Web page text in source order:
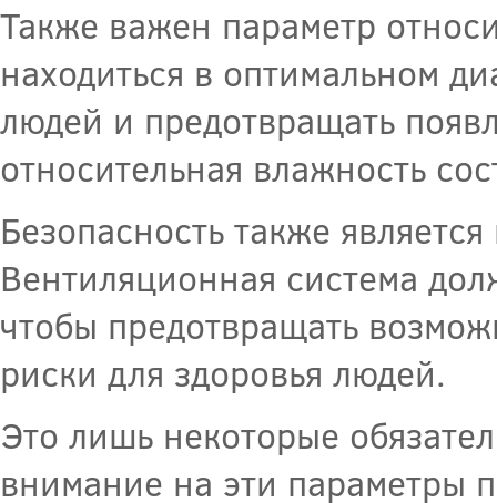
Также важен параметр
находиться в оптимальном
людей и предотвращать
относительная влажность
Безопасность также
Вентиляционная система
чтобы предотвращать
риски для здоровья людей.
Это лишь некоторые
внимание на эти параметры